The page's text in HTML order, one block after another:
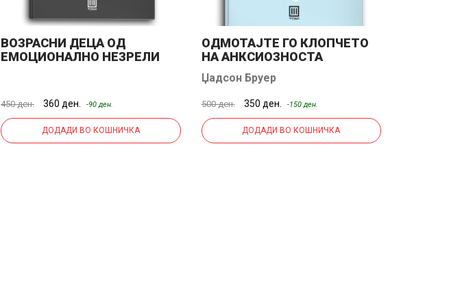
ВОЗРАСНИ ДЕЦА ОД
ЕМОЦИОНАЛНО НЕЗРЕЛИ
450 ден. 360 ден. -90 ден.
ДОДАДИ ВО КОШНИЧКА
ОДМОТАЈТЕ ГО КЛОПЧЕТО
НА АНКСИОЗНОСТА
Џадсон Бруер
500 ден. 350 ден. -150 ден.
ДОДАДИ ВО КОШНИЧКА